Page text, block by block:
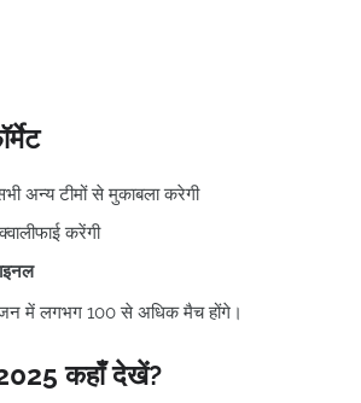
अन्य टीमों से मुकाबला करेगी
करेंगी
में लगभग 100 से अधिक मैच होंगे।
कहाँ देखें?